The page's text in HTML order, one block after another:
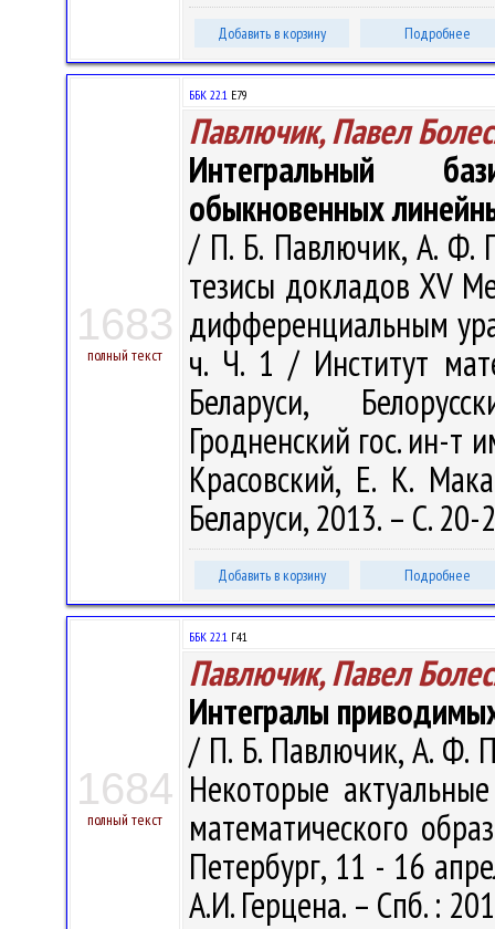
Добавить в корзину Подробнее
1683
полный текст
ББК 22.1 Е79
Павлючик, Павел
Интегральный
обыкновенных
/ П. Б. Павлючик, А. Ф.
тезисы докладов XV
дифференциальным
ч. Ч. 1 / Институт
Беларуси,
Гродненский гос. ин-т
Красовский, Е. К.
Беларуси, 2013. – С.
Добавить в корзину Подробнее
1684
полный текст
ББК 22.1 Г41
Павлючик, Павел
Интегралы
/ П. Б. Павлючик, А. Ф.
Некоторые
математического
Петербург, 11 - 16
А.И. Герцена. – Спб. :